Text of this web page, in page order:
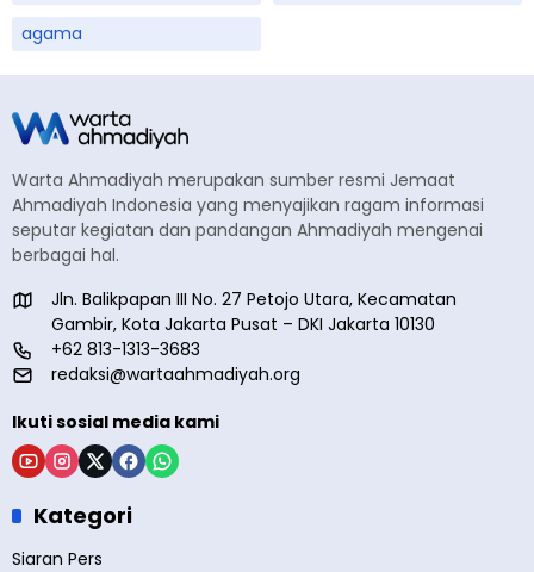
agama
Warta Ahmadiyah merupakan sumber resmi Jemaat
Ahmadiyah Indonesia yang menyajikan ragam informasi
seputar kegiatan dan pandangan Ahmadiyah mengenai
berbagai hal.
Jln. Balikpapan III No. 27 Petojo Utara, Kecamatan
Gambir, Kota Jakarta Pusat – DKI Jakarta 10130
+62 813-1313-3683
redaksi@wartaahmadiyah.org
Ikuti sosial media kami
Kategori
Siaran Pers